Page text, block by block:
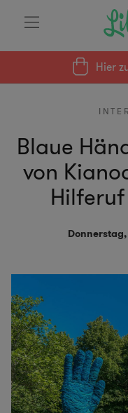
Hier
Blaue
von
Donnerstag,